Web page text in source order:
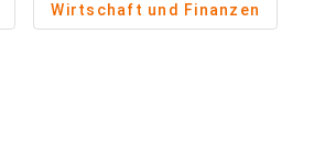
Wirtschaft und Finanzen